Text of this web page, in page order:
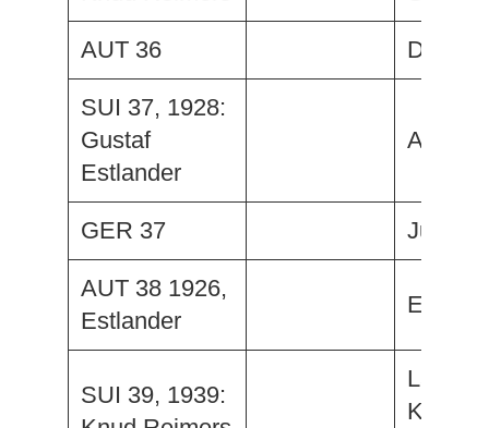
AUT 36 Dorette
SUI 37, 1928:
Gustaf
Estlander
GER 37
AUT 38 1926,
Estlander
SUI 39, 1939:
Landi,
Kaiser